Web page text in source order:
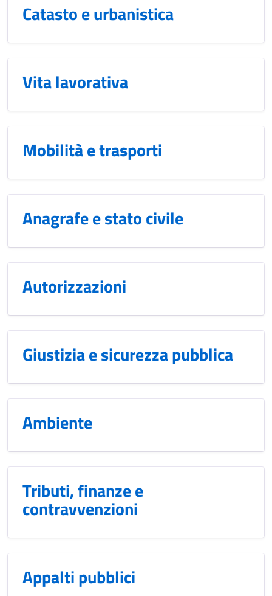
Catasto e urbanistica
Vita lavorativa
Mobilità e trasporti
Anagrafe e stato civile
Autorizzazioni
Giustizia e sicurezza pubblica
Ambiente
Tributi, finanze e
contravvenzioni
Appalti pubblici